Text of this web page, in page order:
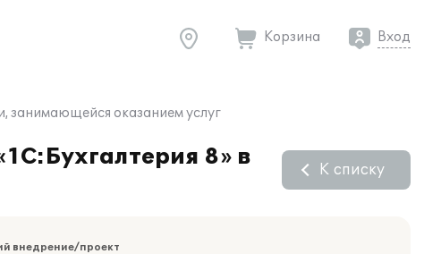
Корзина Вход
занимающейся оказанием услуг
8» в
К списку
внедрение/проект